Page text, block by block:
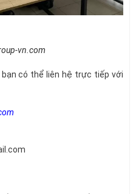
vn.com
có thể liên hệ trực tiếp với